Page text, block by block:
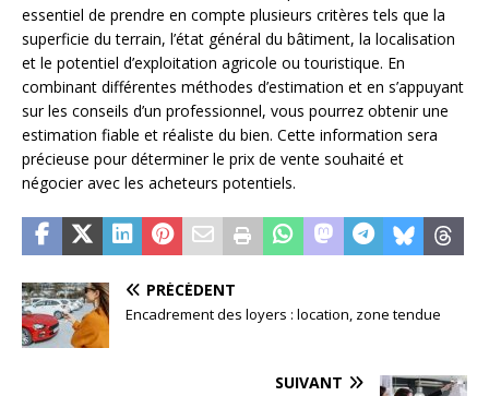
essentiel de prendre en compte plusieurs critères tels que la
superficie du terrain, l’état général du bâtiment, la localisation
et le potentiel d’exploitation agricole ou touristique. En
combinant différentes méthodes d’estimation et en s’appuyant
sur les conseils d’un professionnel, vous pourrez obtenir une
estimation fiable et réaliste du bien. Cette information sera
précieuse pour déterminer le prix de vente souhaité et
négocier avec les acheteurs potentiels.
PRÉCÉDENT
Encadrement des loyers : location, zone tendue
SUIVANT